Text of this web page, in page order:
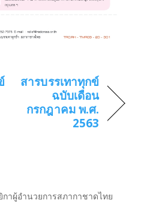
สารบรรเทาทุกข์
ฉบับเดือน
กรกฎาคม พ.ศ.
2563
าผู้อำนวยการสภากาชาดไทย